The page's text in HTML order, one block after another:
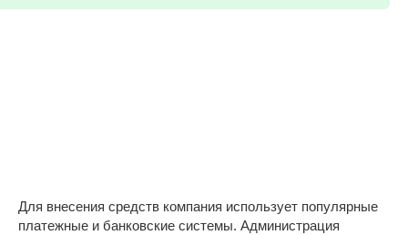
Для внесения средств компания использует популярные
платежные и банковские системы. Администрация